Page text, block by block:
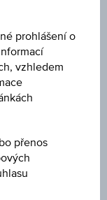
prohlášení o
vzhledem
přenos